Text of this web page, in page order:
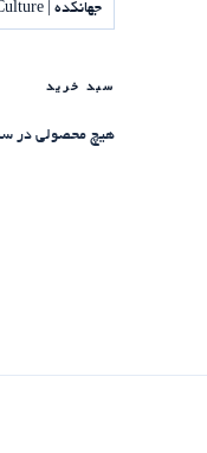
جهانکده | Jahankadeh Institute of Science and Culture
سبد خرید
هیچ محصولی در